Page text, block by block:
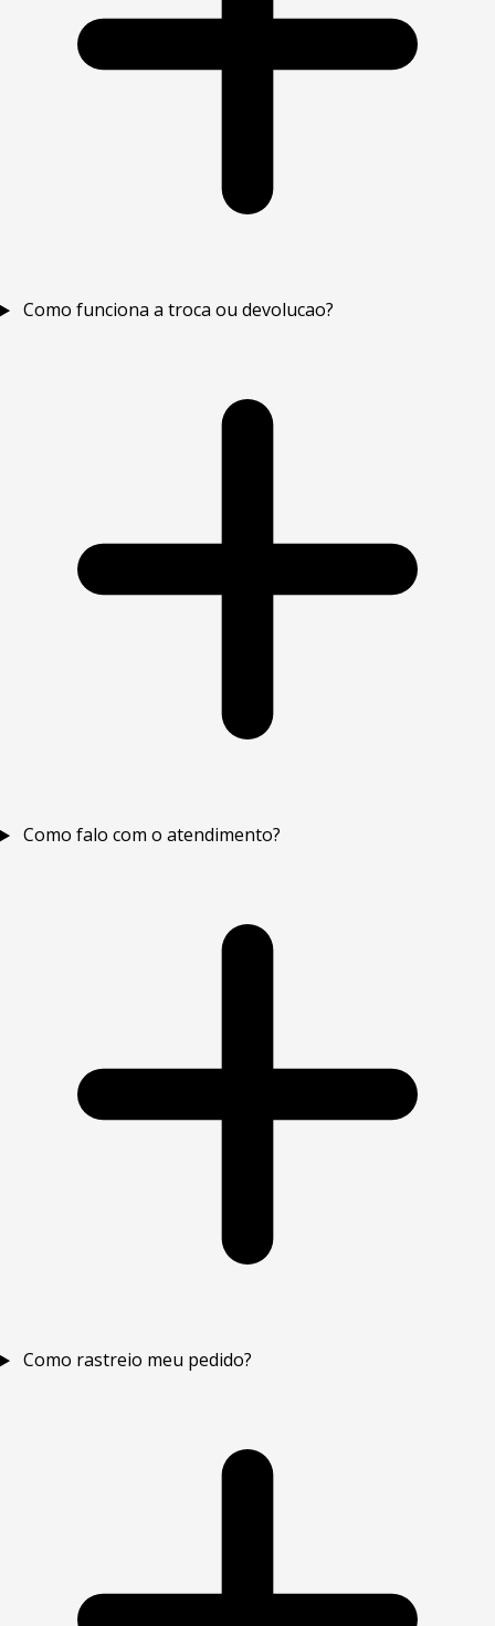
Como funciona a troca ou devolucao?
Como falo com o atendimento?
Como rastreio meu pedido?